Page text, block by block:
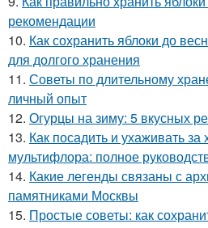
рекомендации
10. Как сохранить яблоки до
для долгого хранения
11. Советы по длительному
личный опыт
12. Огурцы на зиму: 5 вкусных
13. Как посадить и ухаживать за
мультифлора: полное
14. Какие легенды связаны с
памятниками Москвы
15. Простые советы: как